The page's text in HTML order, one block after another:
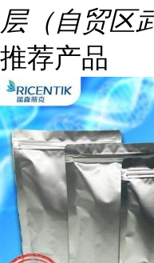
层（自贸区
推荐产品